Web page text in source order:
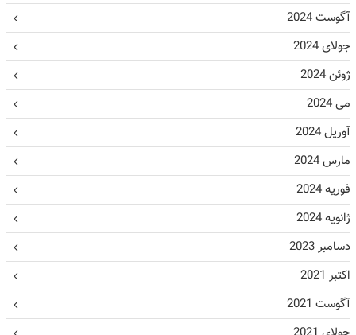
آگوست 2024
جولای 2024
ژوئن 2024
می 2024
آوریل 2024
مارس 2024
فوریه 2024
ژانویه 2024
دسامبر 2023
اکتبر 2021
آگوست 2021